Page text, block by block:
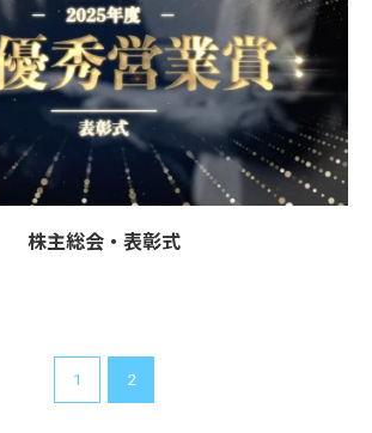
株主総会・表彰式
1 2